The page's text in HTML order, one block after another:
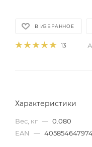
В ИЗБРАННОЕ
13
Характеристики
Вес, кг — 0.080
EAN
—